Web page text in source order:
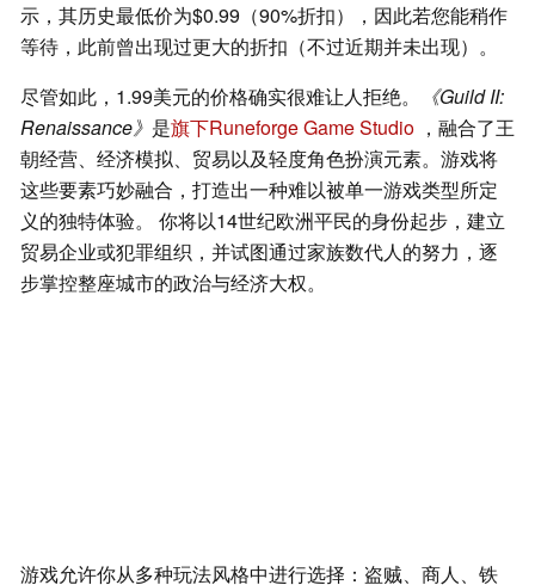
示，其历史最低价为$0.99（90%折扣），因此若您能稍作
等待，此前曾出现过更大的折扣（不过近期并未出现）。
尽管如此，1.99美元的价格确实很难让人拒绝。
《Guild II:
Renaissance》 是旗下Runeforge Game Studio ，融合了王
朝经营、经济模拟、贸易以及轻度角色扮演元素。游戏将
这些要素巧妙融合，打造出一种难以被单一游戏类型所定
义的独特体验。 你将以14世纪欧洲平民的身份起步，建立
贸易企业或犯罪组织，并试图通过家族数代人的努力，逐
步掌控整座城市的政治与经济大权。
游戏允许你从多种玩法风格中进行选择：盗贼、商人、铁